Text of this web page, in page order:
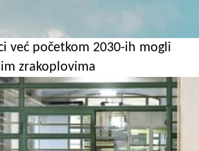
već početkom 2030-ih mogli
zrakoplovima